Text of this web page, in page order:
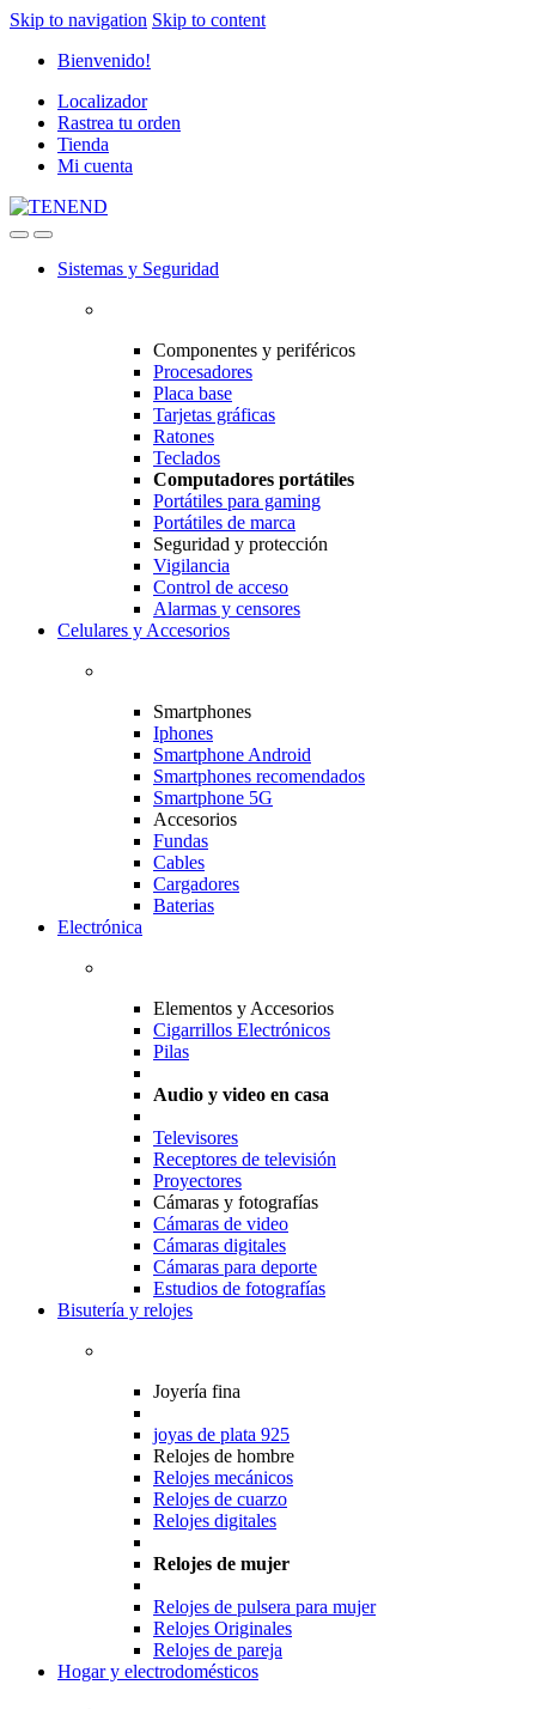
Skip to navigation Skip to content
Bienvenido!
Localizador
Rastrea tu orden
Tienda
Mi cuenta
Sistemas y Seguridad
Componentes y periféricos
Procesadores
Placa base
Tarjetas gráficas
Ratones
Teclados
Computadores portátiles
Portátiles para gaming
Portátiles de marca
Seguridad y protección
Vigilancia
Control de acceso
Alarmas y censores
Celulares y Accesorios
Smartphones
Iphones
Smartphone Android
Smartphones recomendados
Smartphone 5G
Accesorios
Fundas
Cables
Cargadores
Baterias
Electrónica
Elementos y Accesorios
Cigarrillos Electrónicos
Pilas
Audio y video en casa
Televisores
Receptores de televisión
Proyectores
Cámaras y fotografías
Cámaras de video
Cámaras digitales
Cámaras para deporte
Estudios de fotografías
Bisutería y relojes
Joyería fina
joyas de plata 925
Relojes de hombre
Relojes mecánicos
Relojes de cuarzo
Relojes digitales
Relojes de mujer
Relojes de pulsera para mujer
Relojes Originales
Relojes de pareja
Hogar y electrodomésticos